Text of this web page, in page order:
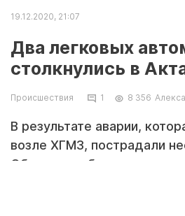
19.12.2020, 21:07
Два легковых
столкнулись в
Происшествия 1 8 356
В результате аварии,
возле ХГМЗ, пострадали
Об этом сообщили в пресс-